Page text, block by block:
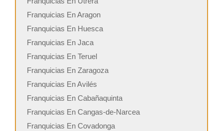
Franquicias En Aragon
Franquicias En Huesca
Franquicias En Jaca
Franquicias En Teruel
Franquicias En Zaragoza
Franquicias En Avilés
Franquicias En Cabañaquinta
Franquicias En Cangas-de-Narcea
Franquicias En Covadonga